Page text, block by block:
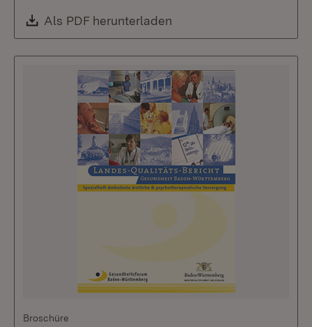
Download:
Als PDF herunterladen
Broschüre